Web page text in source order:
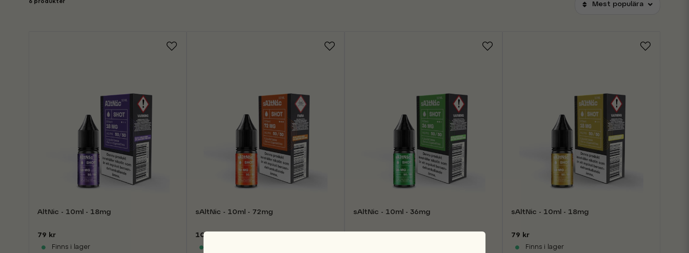
6 produkter Mest populära
AltNic - 10ml - 18mg
79 kr
Finns i lager
sAltNic - 10ml - 72mg
109 kr
sAltNic - 10ml - 36mg sAltNic - 10ml - 18mg
79 kr
Finns i lager